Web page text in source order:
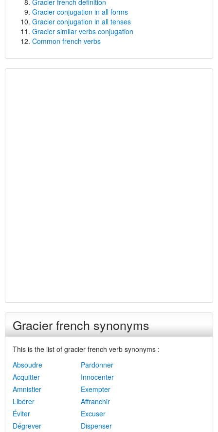
Gracier french definition
Gracier conjugation in all forms
Gracier conjugation in all tenses
Gracier similar verbs conjugation
Common french verbs
Gracier french synonyms
This is the list of gracier french verb synonyms :
Absoudre
Pardonner
Acquitter
Innocenter
Amnistier
Exempter
Libérer
Affranchir
Éviter
Excuser
Dégrever
Dispenser